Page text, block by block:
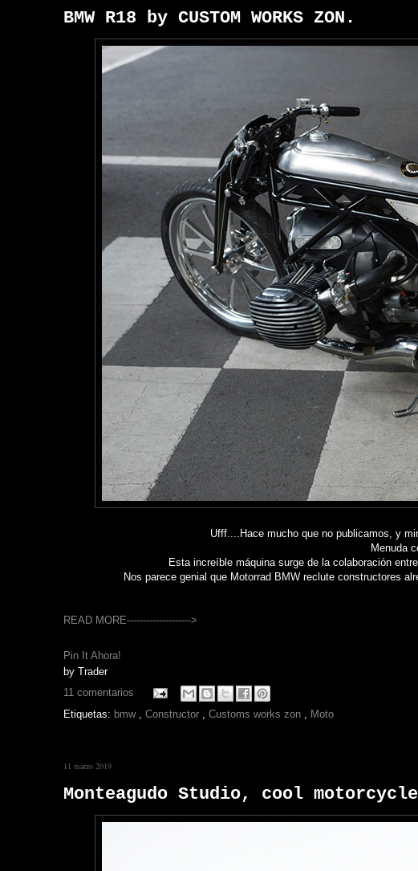
BMW R18 by CUSTOM WORKS ZON.
Ufff....Hace mucho que no publicamos, y
Menuda
Esta increíble máquina surge de la colaboración
Nos parece genial que Motorrad BMW reclute constructores
READ MORE-------------------->
Pin It Ahora!
by Trader
11 comentarios
Etiquetas: bmw Constructor Customs works zon Moto
11 marzo 2019
Monteagudo Studio, cool